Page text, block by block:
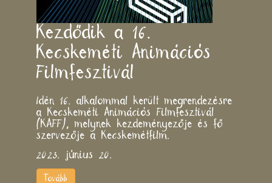
Kezdődik a 16.
Kecskeméti Animációs
Filmfesztivál
Idén 16. alkalommal került megrendezésre
a Kecskeméti Animációs Filmfesztivál
(KAFF), melynek kezdeményezője és fő
szervezője a Kecskemétfilm.
2023. június 20.
Tovább